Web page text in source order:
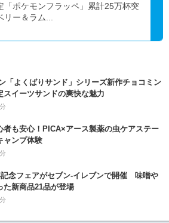
「ポケモンフラッペ」累計25万杯突
ー＆ラム...
「よくばりサンド」シリーズ新作チョコミン
スイーツサンドの爽快な魅力
者も安心！PICA×アース製薬の虫ケアステー
ャンプ体験
念フェアがセブン-イレブンで開催 味噌や
た新商品21品が登場